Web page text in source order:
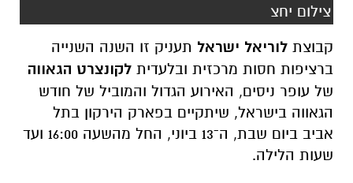
צילום יחצ
קבוצת לוריאל ישראל תעניק זו השנה השנייה
ברציפות חסות מרכזית ובלעדית לקונצרט הגאווה
של עופר ניסים, האירוע הגדול והמוביל של חודש
הגאווה בישראל, שיתקיים בפארק הירקון בתל
אביב ביום שבת, ה־13 ביוני, החל מהשעה 16:00 ועד
שעות הלילה.